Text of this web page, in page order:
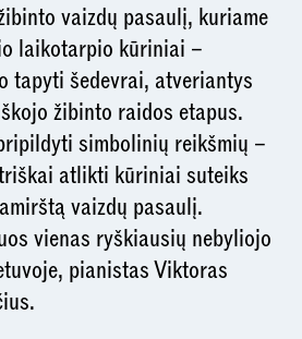
vaizdų pasaulį, kuriame
laikotarpio kūriniai –
tapyti šedevrai, atveriantys
žibinto raidos etapus.
simbolinių reikšmių –
atlikti kūriniai suteiks
vaizdų pasaulį.
vienas ryškiausių nebyliojo
pianistas Viktoras